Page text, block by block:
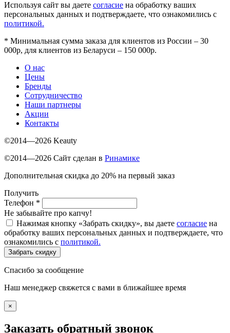
Используя сайт вы даете согласие на обработку ваших
персональных данных и подтверждаете, что ознакомились с
политикой.
* Минимальная сумма заказа для клиентов из России – 30
000р, для клиентов из Беларуси – 150 000р.
О нас
Цены
Бренды
Сотрудничество
Наши партнеры
Акции
Контакты
©2014—2026 Keauty
©2014—2026 Сайт сделан в Ринамике
Дополнительная скидка до 20% на первый заказ
Получить
Телефон *
Не забывайте про капчу!
Нажимая кнопку «Забрать скидку», вы даете согласие на
обработку ваших персональных данных и подтверждаете, что
ознакомились с политикой.
Забрать скидку
Спасибо за сообщение
Наш менеджер свяжется с вами в ближайшее время
×
Заказать обратный звонок